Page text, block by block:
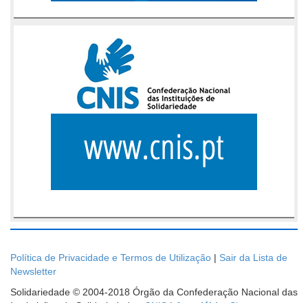
Política de Privacidade e Termos de Utilização | Sair da Lista de
Newsletter
Solidariedade © 2004-2018 Órgão da Confederação Nacional das